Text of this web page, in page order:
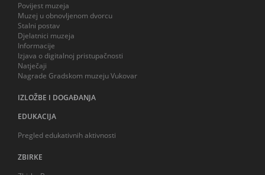
Povijest muzeja
Muzej u obnovljenom dvorcu
Stalni postav
Djelatnici muzeja
Informacije
Izjava o digitalnoj pristupačnosti
Natječaji
Nagrade Gradskom muzeju Vukovar
IZLOŽBE I DOGAĐANJA
EDUKACIJA
Pregled edukativnih aktivnosti
ZBIRKE